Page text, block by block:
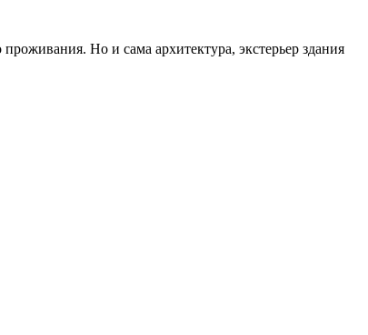
Но и сама архитектура, экстерьер здания